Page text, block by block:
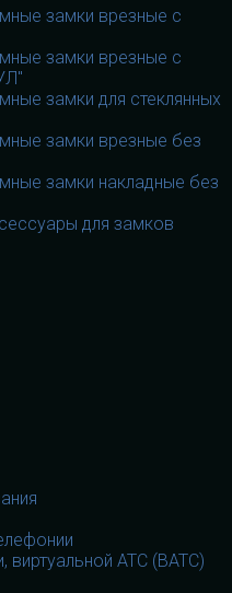
замки врезные с
замки врезные с
замки для стеклянных
замки врезные без
замки накладные без
для замков
виртуальной АТС (ВАТС)